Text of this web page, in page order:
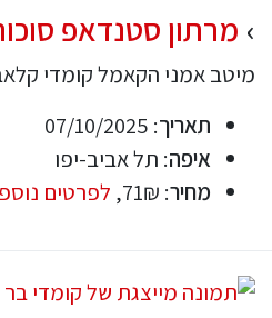
מרתון סטנדאפ סוכות
מיטב אמני הקאמל קומדי
תאריך: 07/10/2025
איפה: תל אביב-יפו
מחיר: 71₪, לפרטים